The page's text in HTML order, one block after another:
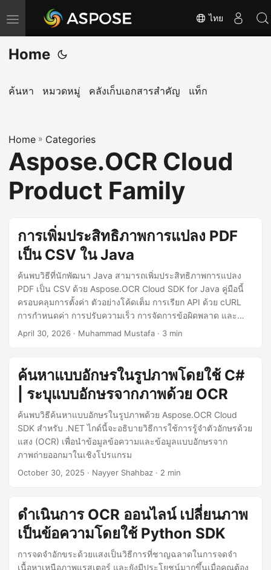
T
o
g
l
a
v
i
g
ไทย
Home
ค้นหา หมวดหมู่ คลังเก็บเอกสารสำคัญ แท็ก
Home » Categories
Aspose.OCR Cloud
Product Family
การเพิ่มประสิทธิภาพการแปลง PDF
เป็น CSV ใน Java
ค้นพบวิธีที่นักพัฒนา Java สามารถเพิ่มประสิทธิภาพการแปลง
PDF เป็น CSV ด้วย Aspose.OCR Cloud SDK for Java คู่มือนี้
ครอบคลุมการตั้งค่า ตัวอย่างโค้ดเต็ม การเรียก API ด้วย cURL
การกำหนดค่า การปรับความเร็ว การจัดการข้อผิดพลาด และ
แนวทางปฏิบัติด้านความปลอดภัยที่ดีที่สุด
April 30, 2026 · Muhammad Mustafa · 3 min
ค้นหาแบบอักษรในรูปภาพโดยใช้ C#
| ระบุแบบอักษรจากภาพด้วย OCR
ค้นพบวิธีค้นหาแบบอักษรในรูปภาพด้วย Aspose.OCR Cloud
SDK สำหรับ .NET ไกด์นี้จะอธิบายวิธีการใช้การรู้จำตัวอักษรด้วย
แสง (OCR) เพื่อนำข้อมูลข้อความและข้อมูลแบบอักษรจาก
ภาพถ่ายออกมาในเชิงโปรแกรม
October 30, 2025 · Nayyer Shahbaz · 2 min
ดำเนินการ OCR ออนไลน์ เปลี่ยนภาพ
เป็นข้อความโดยใช้ Python SDK
การจดจำอักขระด้วยแสงเป็นวิธีการที่ชาญฉลาดในการจดจำ
เนื้อหาเหนือภาพแรสเตอร์ และยังมีประโยชน์มากขึ้นเมื่อคุณต้อง